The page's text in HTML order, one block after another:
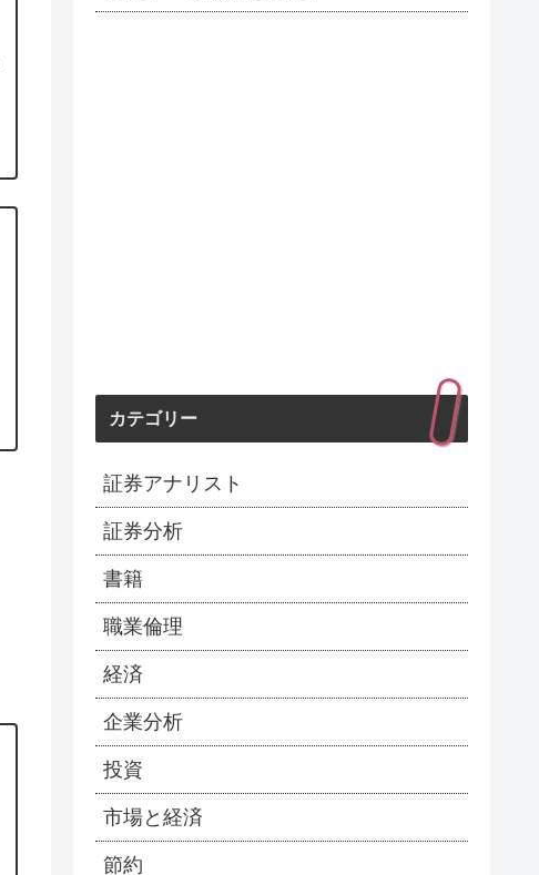
カテゴリー
証券アナリスト
証券分析
書籍
職業倫理
経済
企業分析
投資
市場と経済
節約